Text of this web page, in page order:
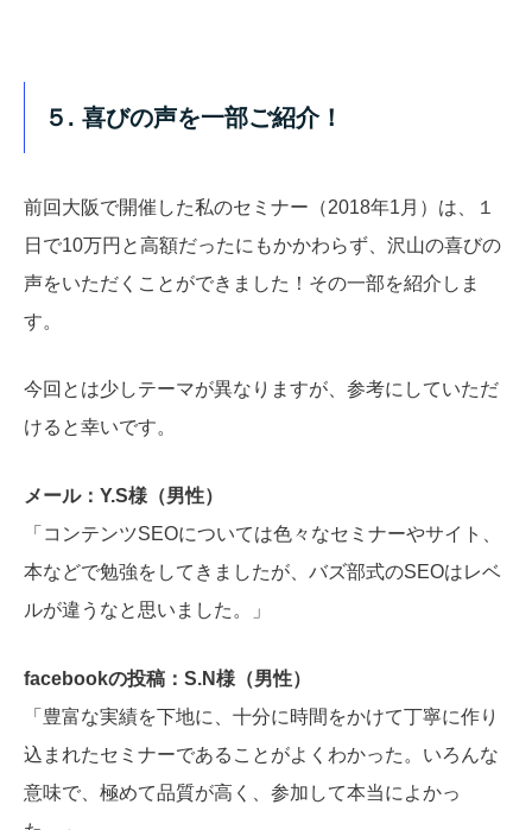
５. 喜びの声を一部ご紹介！
前回大阪で開催した私のセミナー（2018年1月）は、１
日で10万円と高額だったにもかかわらず、沢山の喜びの
声をいただくことができました！その一部を紹介しま
す。
今回とは少しテーマが異なりますが、参考にしていただ
けると幸いです。
メール：Y.S様（男性）
「コンテンツSEOについては色々なセミナーやサイト、
本などで勉強をしてきましたが、バズ部式のSEOはレベ
ルが違うなと思いました。」
facebookの投稿：S.N様（男性）
「豊富な実績を下地に、十分に時間をかけて丁寧に作り
込まれたセミナーであることがよくわかった。いろんな
意味で、極めて品質が高く、参加して本当によかっ